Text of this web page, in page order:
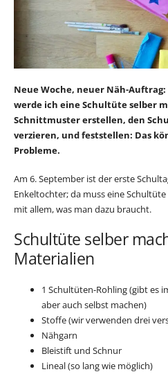
Neue Woche, neuer Näh-
werde ich eine Schultüte selber
Schnittmuster erstellen, den
verzieren, und feststellen: Das
Probleme.
Am 6. September ist der erste
Enkeltochter; da muss eine
mit allem, was man dazu braucht.
Schultüte selber
Materialien
1 Schultüten-Rohling (gibt es
aber auch selbst machen)
Stoffe (wir verwenden drei
Nähgarn
Bleistift und Schnur
Lineal (so lang wie möglich)